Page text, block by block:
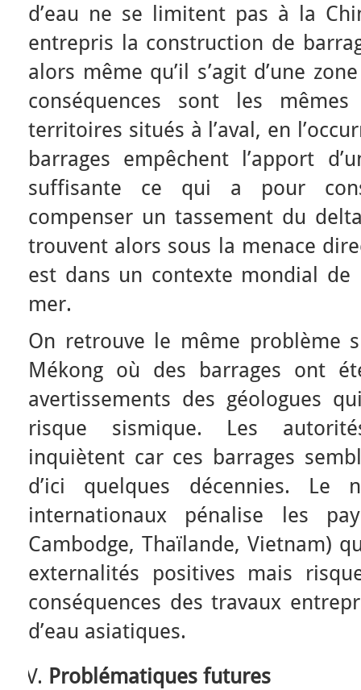
d’eau ne se limitent pas à la
entrepris la construction de
alors même qu’il s’agit d’une
conséquences sont les
territoires situés à l’aval, en
barrages empêchent l’apport
suffisante ce qui a pour
compenser un tassement du
trouvent alors sous la menace
est dans un contexte mondial
mer.
On retrouve le même problème
Mékong où des barrages ont
avertissements des géologues
risque sismique. Les
inquiètent car ces barrages
d’ici quelques décennies. Le
internationaux pénalise les
Cambodge, Thaïlande, Vietnam)
externalités positives mais
conséquences des travaux
d’eau asiatiques.
Problématiques futures